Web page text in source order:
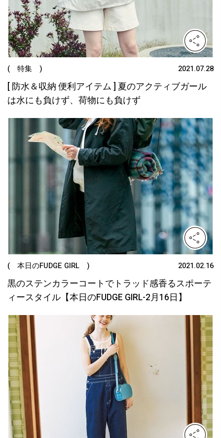
( 特集 ) 2021.07.28
[ 防水＆収納 便利アイテム ] 夏のアクティブガール
は水にも負けず、荷物にも負けず
( 本日のFUDGE GIRL ) 2021.02.16
黒のステンカラーコートでトラッド感香るスポーテ
ィースタイル【本日のFUDGE GIRL-2月16日】